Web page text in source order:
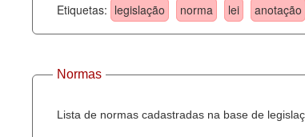
Etiquetas: legislação norma lei anotação
Normas
Lista de normas cadastradas na base de